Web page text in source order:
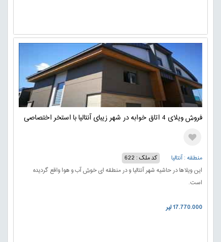
فروش ویلای 4 اتاق خوابه در شهر زیبای آنتالیا با استخر اختصاصی
منطقه : آنتالیا
کد ملک : 622
این ویلاها در حاشیه شهر آنتالیا و در منطقه ای خوش آب و هوا واقع گردیده
است.
17.770.000 لیر